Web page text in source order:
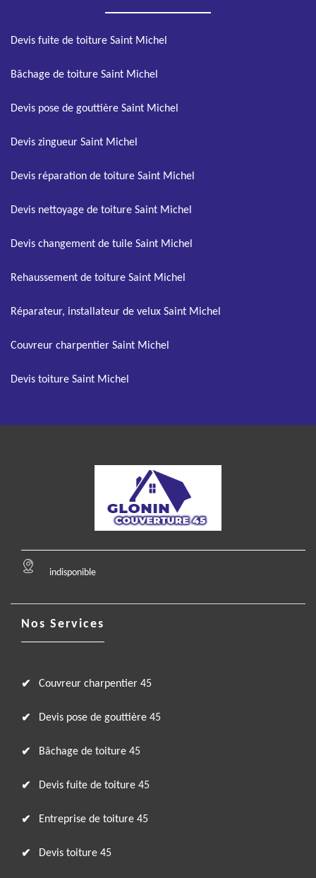
Devis fuite de toiture Saint Michel
Bâchage de toiture Saint Michel
Devis pose de gouttière Saint Michel
Devis zingueur Saint Michel
Devis réparation de toiture Saint Michel
Devis nettoyage de toiture Saint Michel
Devis changement de tuile Saint Michel
Rehaussement de toiture Saint Michel
Réparateur, installateur de velux Saint Michel
Couvreur charpentier Saint Michel
Devis toiture Saint Michel
indisponible
Nos Services
Couvreur charpentier 45
Devis pose de gouttière 45
Bâchage de toiture 45
Devis fuite de toiture 45
Entreprise de toiture 45
Devis toiture 45